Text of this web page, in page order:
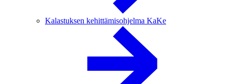
Kalastuksen kehittämisohjelma KaKe